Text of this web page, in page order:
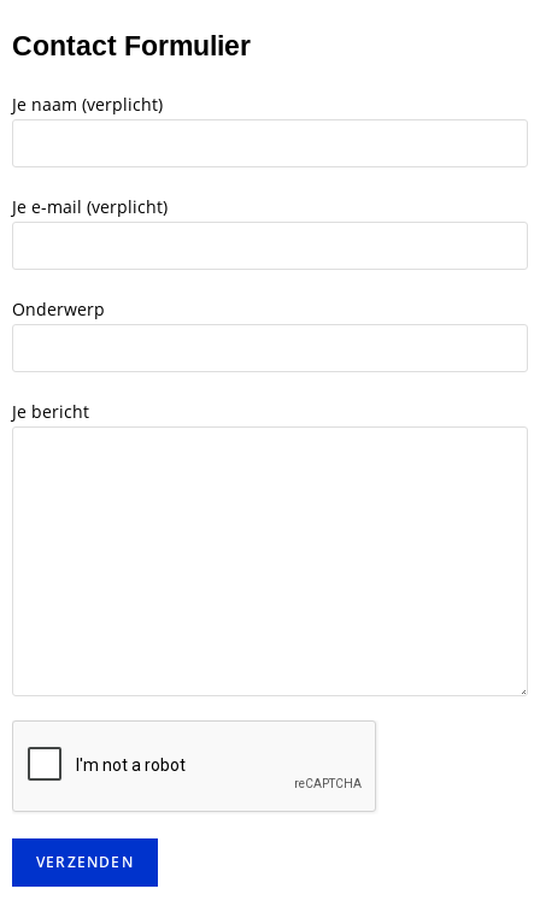
Contact Formulier
Je naam (verplicht)
Je e-mail (verplicht)
Onderwerp
Je bericht